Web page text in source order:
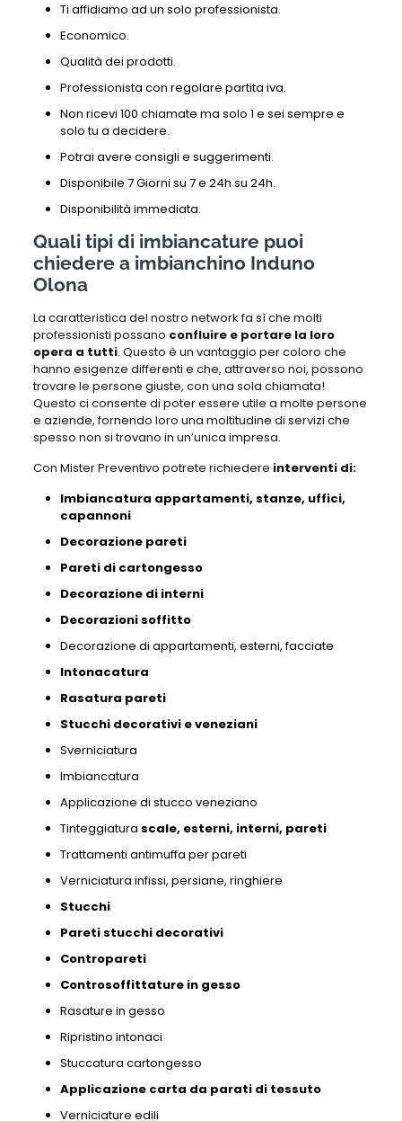
Ti affidiamo ad un solo professionista.
Economico.
Qualità dei prodotti.
Professionista con regolare partita iva.
Non ricevi 100 chiamate ma solo 1 e sei sempre e
solo tu a decidere.
Potrai avere consigli e suggerimenti.
Disponibile 7 Giorni su 7 e 24h su 24h.
Disponibilità immediata.
Quali tipi di imbiancature puoi
chiedere a imbianchino Induno
Olona
La caratteristica del nostro network fa sì che molti
professionisti possano confluire e portare la loro
opera a tutti. Questo è un vantaggio per coloro che
hanno esigenze differenti e che, attraverso noi, possono
trovare le persone giuste, con una sola chiamata!
Questo ci consente di poter essere utile a molte persone
e aziende, fornendo loro una moltitudine di servizi che
spesso non si trovano in un’unica impresa.
Con Mister Preventivo potrete richiedere interventi di:
Imbiancatura appartamenti, stanze, uffici,
capannoni
Decorazione pareti
Pareti di cartongesso
Decorazione di interni
Decorazioni soffitto
Decorazione di appartamenti, esterni,facciate
Intonacatura
Rasatura pareti
Stucchi decorativi eveneziani
Sverniciatura
Imbiancatura
Applicazione di stucco veneziano
Tinteggiatura scale, esterni, interni, pareti
Trattamenti antimuffa per pareti
Verniciatura infissi, persiane, ringhiere
Stucchi
Pareti stucchi decorativi
Contropareti
Controsoffittature in gesso
Rasature in gesso
Ripristino intonaci
Stuccatura cartongesso
Applicazione carta da parati di tessuto
Verniciature edili